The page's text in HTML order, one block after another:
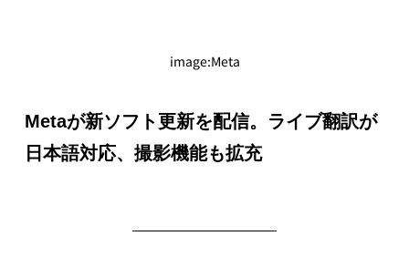
image:Meta
Metaが新ソフト更新を配信。ライブ翻訳が
日本語対応、撮影機能も拡充